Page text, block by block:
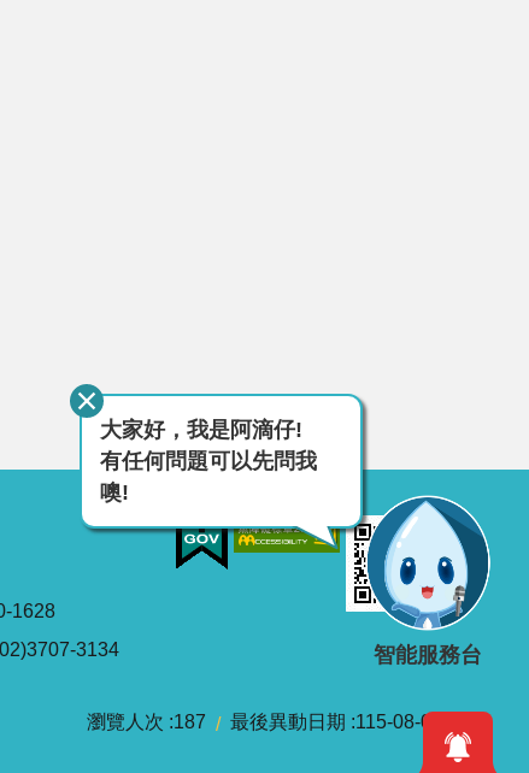
1628
3134
瀏覽人次 187 最後異動日期 115-08-06
大家好，我是阿滴仔!
有任何問題可以先問我
噢!
智能服務台